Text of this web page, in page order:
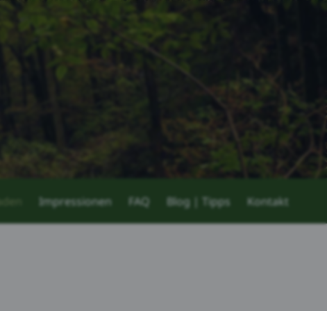
Impressionen FAQ Blog | Tipps Kontakt